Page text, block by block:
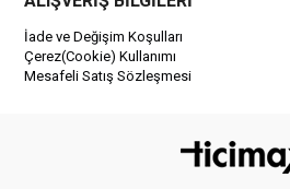
İade ve Değişim Koşulları
Çerez(Cookie) Kullanımı
Mesafeli Satış Sözleşmesi